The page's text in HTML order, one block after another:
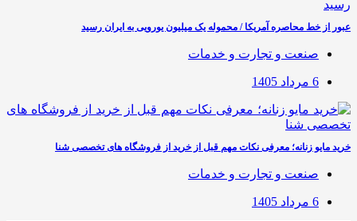
عبور از خط محاصره آمریکا / محموله یک میلیون یورویی به ایران رسید
صنعت و تجارت و خدمات
6 مرداد 1405
خرید مایو زنانه؛ معرفی نکات مهم قبل از خرید از فروشگاه های تخصصی شنا
صنعت و تجارت و خدمات
6 مرداد 1405